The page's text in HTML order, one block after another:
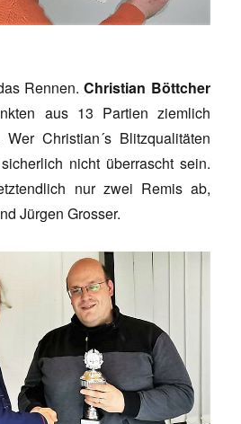
Rennen.Christian Böttcher
aus 13 Partien ziemlich
Christian´s Blitzqualitäten
nicht überrascht sein.
nur zwei Remis ab,
Jürgen Grosser.